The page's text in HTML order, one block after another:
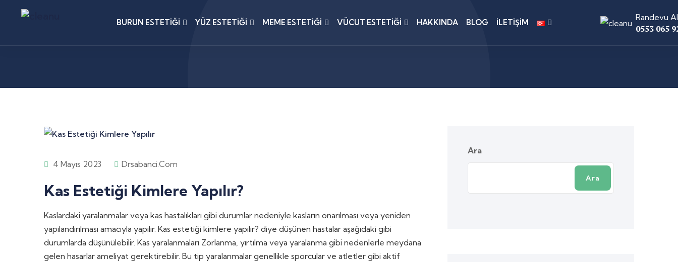
BURUN ESTETIĞI YÜZ ESTETIĞI MEME ESTETIĞI VÜCUT ESTETIĞI HAKKINDA BLOG İLETIŞIM
Randevu
0553 065
4 Mayıs 2023 Drsabanci.com
Kas Estetiği Kimlere Yapılır?
Kaslardaki yaralanmalar veya kas hastalıkları gibi durumlar nedeniyle kasların onarılması veya yeniden
yapılandırılması amacıyla yapılır. Kas estetiği kimlere yapılır? diye düşünen hastalar aşağıdaki gibi
durumlarda düşünülebilir. Kas yaralanmaları Zorlanma, yırtılma veya yaralanma gibi nedenlerle meydana
gelen hasarlar ameliyat gerektirebilir. Bu tip yaralanmalar genellikle sporcular ve atletler gibi aktif
Ara
Ara